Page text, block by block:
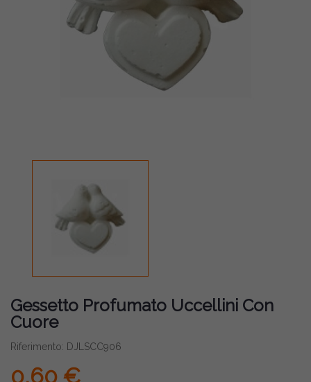
Gessetto Profumato Uccellini Con
Cuore
Riferimento: DJLSCC906
0,60 €